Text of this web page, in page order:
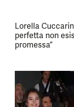
Lorella
perfetta non
promessa”